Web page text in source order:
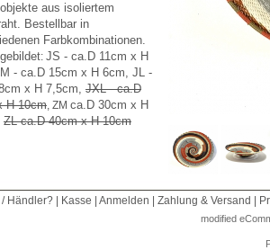
aus isoliertem
Bestellbar in
Farbkombinationen.
: JS - ca.D 11cm x H
- ca.D 15cm x H 6cm, JL -
x H 7,5cm, JXL - ca.D
H 10cm, ZM ca.D 30cm x H
ZL ca.D 40cm x H 10cm
Händler?| Kasse Anmelden Zahlung & Versand
modified